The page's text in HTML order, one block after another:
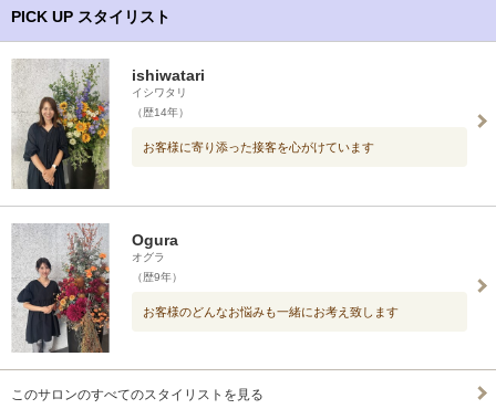
PICK UP スタイリスト
ishiwatari
イシワタリ
（歴14年）
お客様に寄り添った接客を心がけています
Ogura
オグラ
（歴9年）
お客様のどんなお悩みも一緒にお考え致します
このサロンのすべてのスタイリストを見る